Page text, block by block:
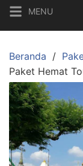
MENU
Beranda
Paket Hemat